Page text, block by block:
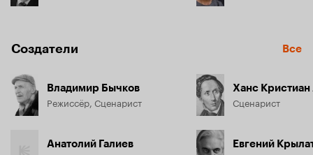
Создатели Все
Владимир Бычков
Режиссёр, Сценарист
Анатолий Галиев
Ханс
Сценарист
Евгений